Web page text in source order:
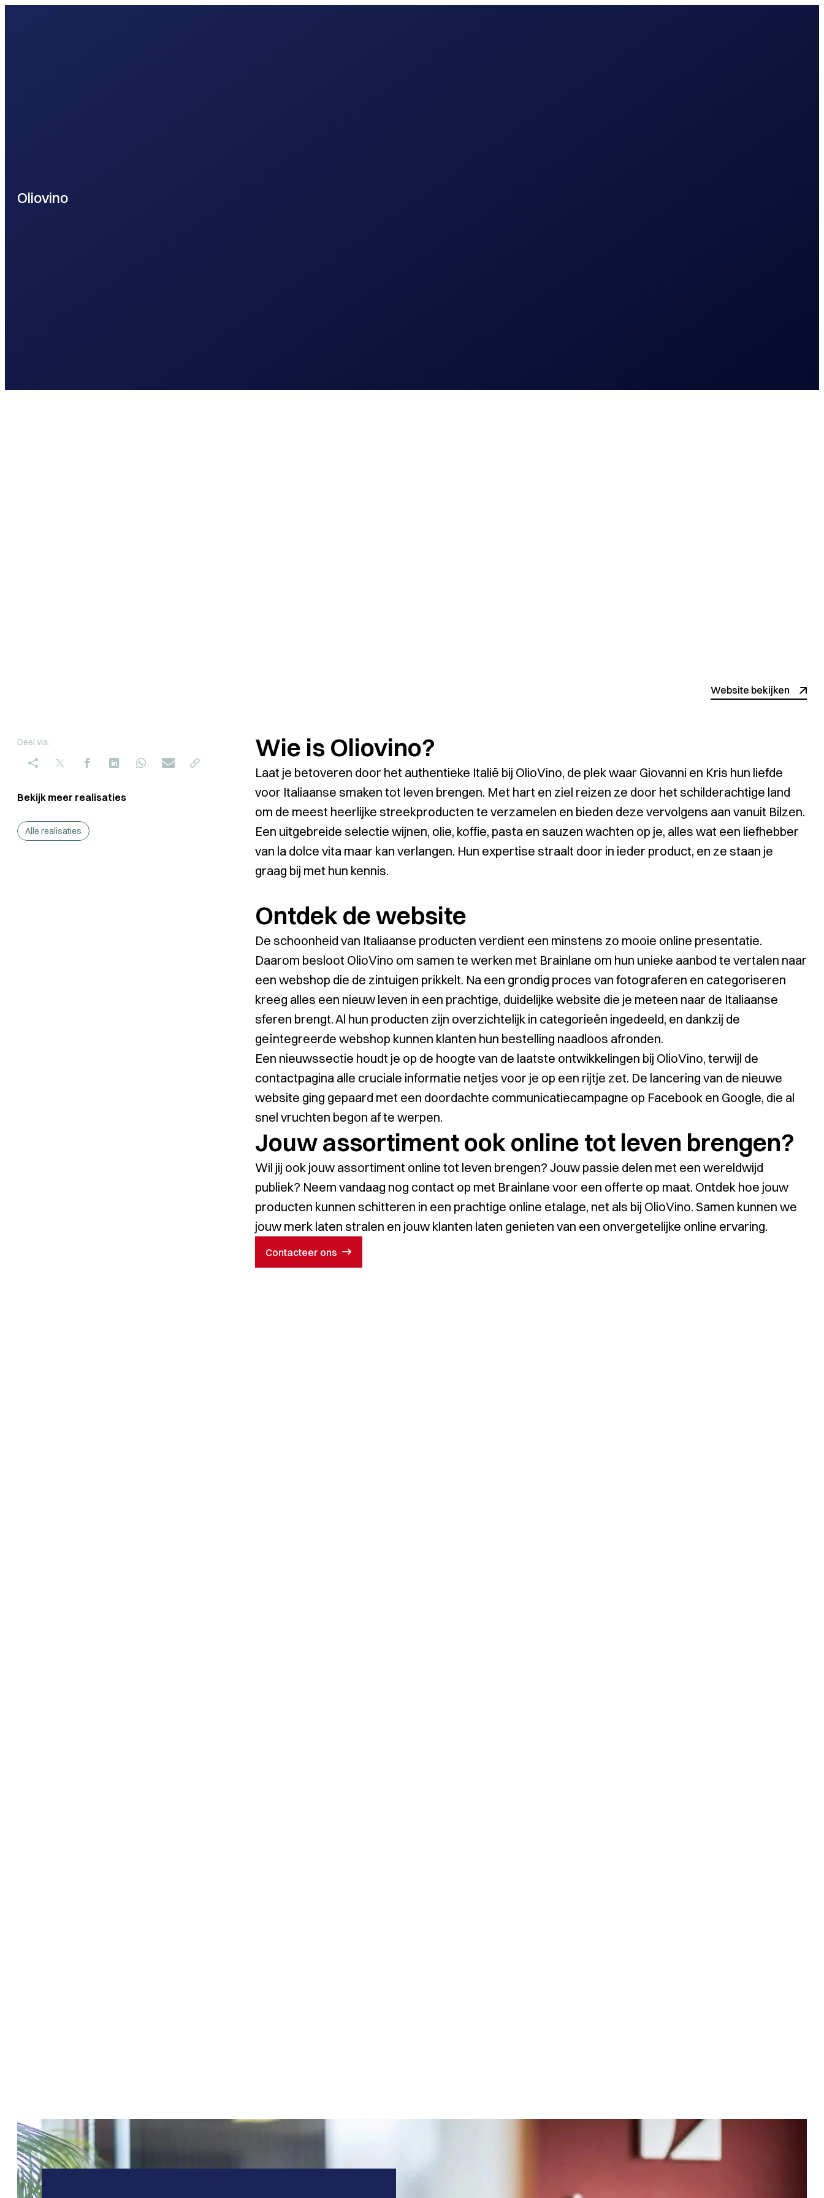
Oliovino
Website bekijken
Deel via:
Bekijk meer realisaties
Alle realisaties
Wie is Oliovino?
Laat je betoveren door het authentieke Italië bij OlioVino, de plek waar Giovanni en Kris hun liefde
voor Italiaanse smaken tot leven brengen. Met hart en ziel reizen ze door het schilderachtige land
om de meest heerlijke streekproducten te verzamelen en bieden deze vervolgens aan vanuit Bilzen.
Een uitgebreide selectie wijnen, olie, koffie, pasta en sauzen wachten op je, alles wat een liefhebber
van la dolce vita maar kan verlangen. Hun expertise straalt door in ieder product, en ze staan je
graag bij met hun kennis.
Ontdek de website
De schoonheid van Italiaanse producten verdient een minstens zo mooie online presentatie.
Daarom besloot OlioVino om samen te werken met Brainlane om hun unieke aanbod te vertalen naar
een webshop die de zintuigen prikkelt. Na een grondig proces van fotograferen en categoriseren
kreeg alles een nieuw leven in een prachtige, duidelijke website die je meteen naar de Italiaanse
sferen brengt. Al hun producten zijn overzichtelijk in categorieën ingedeeld, en dankzij de
geïntegreerde webshop kunnen klanten hun bestelling naadloos afronden.
Een nieuwssectie houdt je op de hoogte van de laatste ontwikkelingen bij OlioVino, terwijl de
contactpagina alle cruciale informatie netjes voor je op een rijtje zet. De lancering van de nieuwe
website ging gepaard met een doordachte communicatiecampagne op Facebook en Google, die al
snel vruchten begon af te werpen.
Jouw assortiment ook online tot leven brengen?
Wil jij ook jouw assortiment online tot leven brengen? Jouw passie delen met een wereldwijd
publiek? Neem vandaag nog contact op met Brainlane voor een offerte op maat. Ontdek hoe jouw
producten kunnen schitteren in een prachtige online etalage, net als bij OlioVino. Samen kunnen we
jouw merk laten stralen en jouw klanten laten genieten van een onvergetelijke online ervaring.
Website bekijken
Contacteer ons